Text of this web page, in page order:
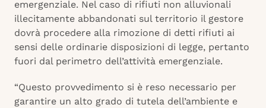
emergenziale. Nel caso di rifiuti non alluvionali
illecitamente abbandonati sul territorio il gestore
dovrà procedere alla rimozione di detti rifiuti ai
sensi delle ordinarie disposizioni di legge, pertanto
fuori dal perimetro dell’attività emergenziale.
“Questo provvedimento si è reso necessario per
garantire un alto grado di tutela dell’ambiente e